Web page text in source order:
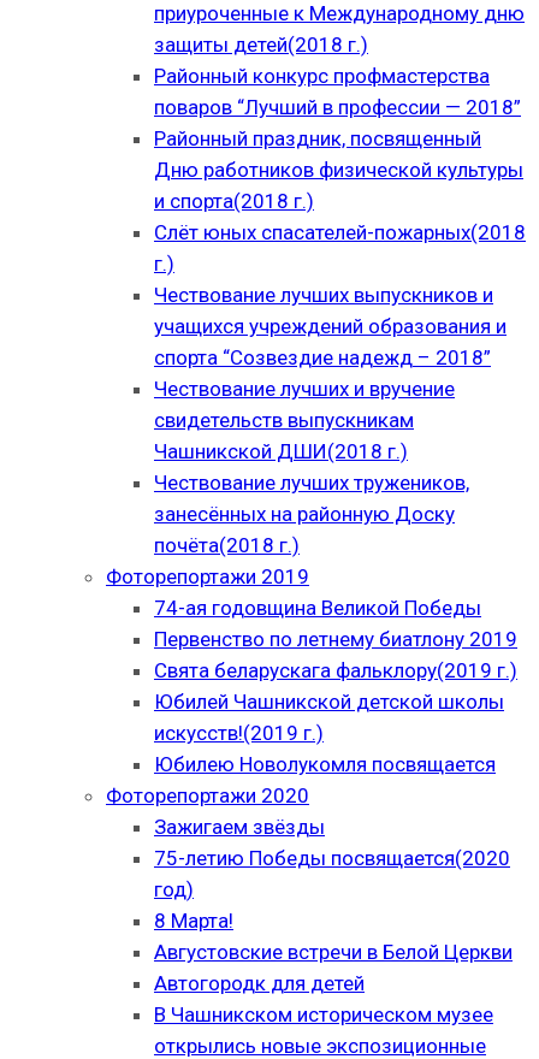
приуроченные к Международному дню
защиты детей(2018 г.)
Районный конкурс профмастерства
поваров “Лучший в профессии — 2018”
Районный праздник, посвященный
Дню работников физической культуры
и спорта(2018 г.)
Слёт юных спасателей-пожарных(2018
г.)
Чествование лучших выпускников и
учащихся учреждений образования и
спорта “Созвездие надежд – 2018”
Чествование лучших и вручение
свидетельств выпускникам
Чашникской ДШИ(2018 г.)
Чествование лучших тружеников,
занесённых на районную Доску
почёта(2018 г.)
Фоторепортажи 2019
74-ая годовщина Великой Победы
Первенство по летнему биатлону 2019
Свята беларускага фальклору(2019 г.)
Юбилей Чашникской детской школы
искусств!(2019 г.)
Юбилею Новолукомля посвящается
Фоторепортажи 2020
Зажигаем звёзды
75-летию Победы посвящается(2020
год)
8 Марта!
Августовские встречи в Белой Церкви
Автогородк для детей
В Чашникском историческом музее
открылись новые экспозиционные